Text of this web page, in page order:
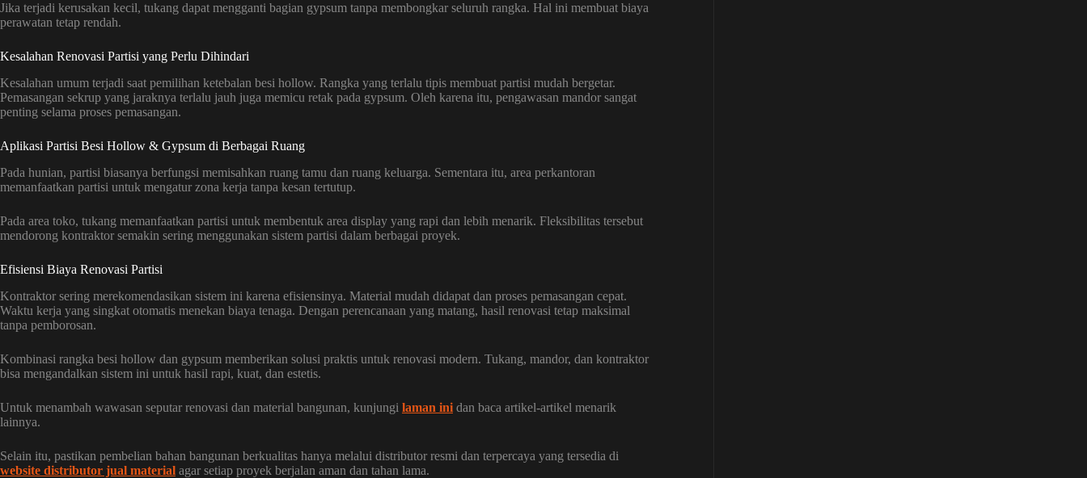
Jika terjadi kerusakan kecil, tukang dapat mengganti bagian gypsum tanpa membongkar seluruh rangka. Hal ini membuat biaya
perawatan tetap rendah.
Kesalahan Renovasi Partisi yang Perlu Dihindari
Kesalahan umum terjadi saat pemilihan ketebalan besi hollow. Rangka yang terlalu tipis membuat partisi mudah bergetar.
Pemasangan sekrup yang jaraknya terlalu jauh juga memicu retak pada gypsum. Oleh karena itu, pengawasan mandor sangat
penting selama proses pemasangan.
Aplikasi Partisi Besi Hollow & Gypsum di Berbagai Ruang
Pada hunian, partisi biasanya berfungsi memisahkan ruang tamu dan ruang keluarga. Sementara itu, area perkantoran
memanfaatkan partisi untuk mengatur zona kerja tanpa kesan tertutup.
Pada area toko, tukang memanfaatkan partisi untuk membentuk area display yang rapi dan lebih menarik. Fleksibilitas tersebut
mendorong kontraktor semakin sering menggunakan sistem partisi dalam berbagai proyek.
Efisiensi Biaya Renovasi Partisi
Kontraktor sering merekomendasikan sistem ini karena efisiensinya. Material mudah didapat dan proses pemasangan cepat.
Waktu kerja yang singkat otomatis menekan biaya tenaga. Dengan perencanaan yang matang, hasil renovasi tetap maksimal
tanpa pemborosan.
Kombinasi rangka besi hollow dan gypsum memberikan solusi praktis untuk renovasi modern. Tukang, mandor, dan kontraktor
bisa mengandalkan sistem ini untuk hasil rapi, kuat, dan estetis.
Untuk menambah wawasan seputar renovasi dan material bangunan, kunjungi laman ini dan baca artikel-artikel menarik
lainnya.
Selain itu, pastikan pembelian bahan bangunan berkualitas hanya melalui distributor resmi dan terpercaya yang tersedia di
website distributor jual material agar setiap proyek berjalan aman dan tahan lama.